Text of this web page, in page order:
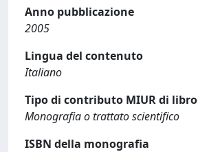
Anno pubblicazione
2005
Lingua del contenuto
Italiano
Tipo di contributo MIUR di libro
Monografia o trattato scientifico
ISBN della monografia